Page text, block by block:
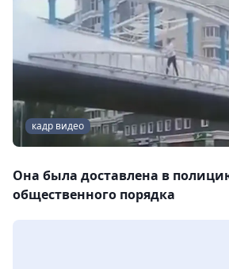
кадр видео
Она была доставлена в
общественного порядка